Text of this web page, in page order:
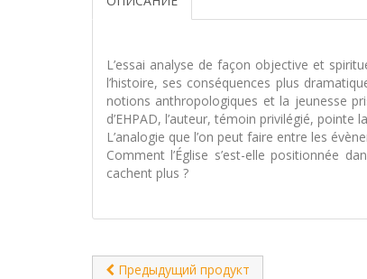
L’essai analyse de façon objective et
l’histoire, ses conséquences plus
notions anthropologiques et la jeunesse
d’EHPAD, l’auteur, témoin privilégié,
L’analogie que l’on peut faire entre les
Comment l’Église s’est-elle positionnée
cachent plus ?
Предыдущий продукт